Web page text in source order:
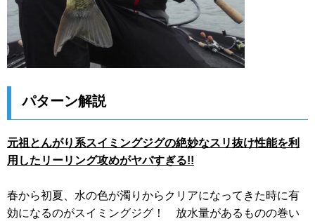
パターン解説
元祖とんがり系スイミングジグの絶妙なスリ抜け性能を利
用したリーリング攻めがヤバすぎる!!
春から初夏、水の色が濁りからクリアになってきた時に有
効になるのがスイミングジグ！ 放水量があるものの巻い